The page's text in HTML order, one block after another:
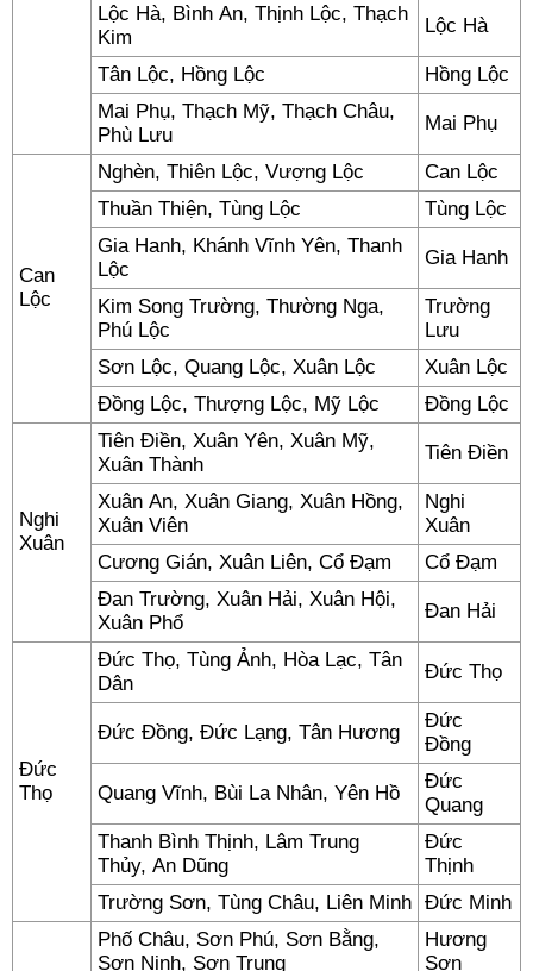
Lộc Hà, Bình An, Thịnh Lộc, Thạch
Kim
Lộc Hà
Tân Lộc, Hồng Lộc
Hồng Lộc
Mai Phụ, Thạch Mỹ, Thạch Châu,
Phù Lưu
Mai Phụ
Can
Lộc
Nghèn, Thiên Lộc, Vượng Lộc
Can Lộc
Thuần Thiện, Tùng Lộc
Tùng Lộc
Gia Hanh, Khánh Vĩnh Yên, Thanh
Lộc
Gia Hanh
Kim Song Trường, Thường Nga,
Phú Lộc
Trường
Lưu
Sơn Lộc, Quang Lộc, Xuân Lộc
Xuân Lộc
Đồng Lộc, Thượng Lộc, Mỹ Lộc
Đồng Lộc
Nghi
Xuân
Tiên Điền, Xuân Yên, Xuân Mỹ,
Xuân Thành
Tiên Điền
Xuân An, Xuân Giang, Xuân Hồng,
Xuân Viên
Nghi
Xuân
Cương Gián, Xuân Liên, Cổ Đạm
Cổ Đạm
Đan Trường, Xuân Hải, Xuân Hội,
Xuân Phổ
Đan Hải
Đức
Thọ
Đức Thọ, Tùng Ảnh, Hòa Lạc, Tân
Dân
Đức Thọ
Đức Đồng, Đức Lạng, Tân Hương
Đức
Đồng
Quang Vĩnh, Bùi La Nhân, Yên Hồ
Đức
Quang
Thanh Bình Thịnh, Lâm Trung
Thủy, An Dũng
Đức
Thịnh
Trường Sơn, Tùng Châu, Liên Minh Đức Minh
Phố Châu, Sơn Phú, Sơn Bằng,
Sơn Ninh, Sơn Trung
Hương
Sơn